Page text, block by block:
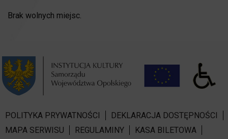
Brak wolnych miejsc.
POLITYKA PRYWATNOŚCI
DEKLARACJA DOSTĘPNOŚCI
MAPA SERWISU
REGULAMINY KASA BILETOWA